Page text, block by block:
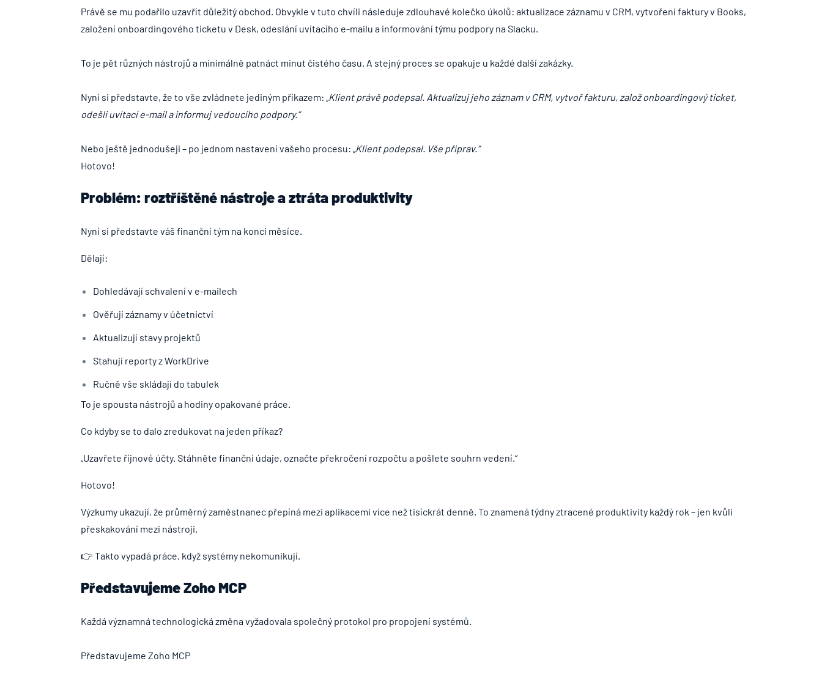
Právě se mu podařilo uzavřít důležitý obchod. Obvykle v tuto chvíli následuje zdlouhavé kolečko úkolů: aktualizace záznamu v CRM, vytvoření faktury v Books,
založení onboardingového ticketu v Desk, odeslání uvítacího e-mailu a informování týmu podpory na Slacku.
To je pět různých nástrojů a minimálně patnáct minut čistého času. A stejný proces se opakuje u každé další zakázky.
Nyní si představte, že to vše zvládnete jediným příkazem: „Klient právě podepsal. Aktualizuj jeho záznam v CRM, vytvoř fakturu, založ onboardingový ticket,
odešli uvítací e-mail a informuj vedoucího podpory.“
Nebo ještě jednodušeji – po jednom nastavení vašeho procesu: „Klient podepsal. Vše připrav.“
Hotovo!
Problém: roztříštěné nástroje a ztráta produktivity
Nyní si představte váš finanční tým na konci měsíce.
Dělají:
Dohledávají schvalení v e-mailech
Ověřují záznamy v účetnictví
Aktualizují stavy projektů
Stahují reporty z WorkDrive
Ručně vše skládají do tabulek
To je spousta nástrojů a hodiny opakované práce.
Co kdyby se to dalo zredukovat na jeden příkaz?
„Uzavřete říjnové účty. Stáhněte finanční údaje, označte překročení rozpočtu a pošlete souhrn vedení.“
Hotovo!
Výzkumy ukazují, že průměrný zaměstnanec přepíná mezi aplikacemi více než tisíckrát denně. To znamená týdny ztracené produktivity každý rok – jen kvůli
přeskakování mezi nástroji.
👉 Takto vypadá práce, když systémy nekomunikují.
Představujeme Zoho MCP
Každá významná technologická změna vyžadovala společný protokol pro propojení systémů.
Představujeme Zoho MCP